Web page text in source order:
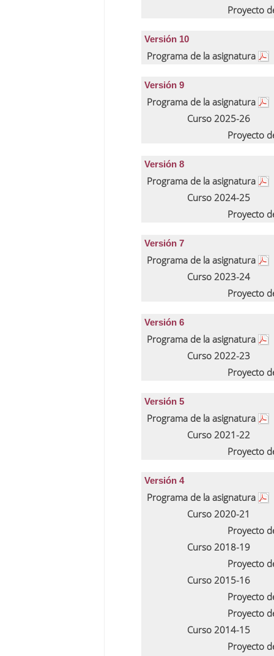
Proyecto
Versión 10
Programa de la asignatura
Versión 9
Programa de la asignatura
Curso 2025-26
Proyecto
Versión 8
Programa de la asignatura
Curso 2024-25
Proyecto
Versión 7
Programa de la asignatura
Curso 2023-24
Proyecto
Versión 6
Programa de la asignatura
Curso 2022-23
Proyecto
Versión 5
Programa de la asignatura
Curso 2021-22
Proyecto
Versión 4
Programa de la asignatura
Curso 2020-21
Proyecto
Curso 2018-19
Proyecto
Curso 2015-16
Proyecto
Proyecto
Curso 2014-15
Proyecto